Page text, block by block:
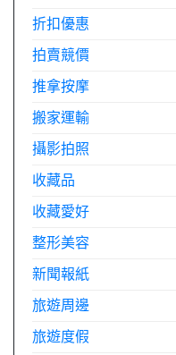
折扣優惠
拍賣競價
推拿按摩
搬家運輸
攝影拍照
收藏品
收藏愛好
整形美容
新聞報紙
旅遊周邊
旅遊度假